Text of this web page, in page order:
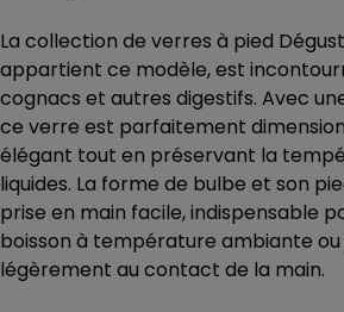
La collection de verres à pied
appartient ce modèle, est
cognacs et autres digestifs. Avec
ce verre est parfaitement
élégant tout en préservant la
liquides. La forme de bulbe et son
prise en main facile, indispensable
boisson à température ambiante
légèrement au contact de la main.